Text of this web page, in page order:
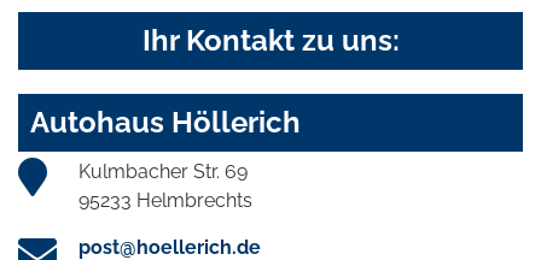
Ihr Kontakt zu uns:
Autohaus Höllerich
Kulmbacher Str. 69
95233 Helmbrechts
post@hoellerich.de